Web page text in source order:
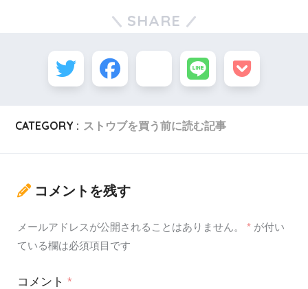
SHARE
CATEGORY : ストウブを買う前に読む記事
コメントを残す
メールアドレスが公開されることはありません。 * が付い
ている欄は必須項目です
コメント*